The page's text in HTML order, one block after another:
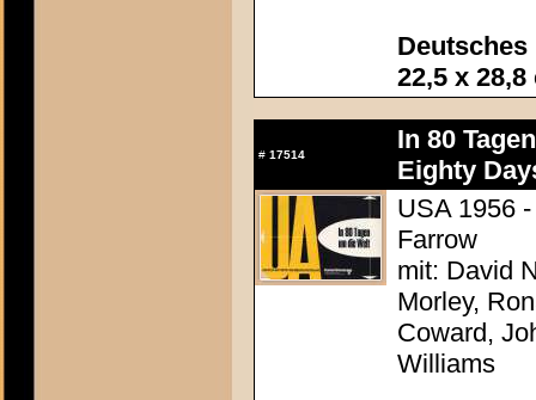
22,5 x 28,8
# 17514
In 80
Eighty
USA 1956
Farrow
mit: David
Morley,
Coward,
Williams